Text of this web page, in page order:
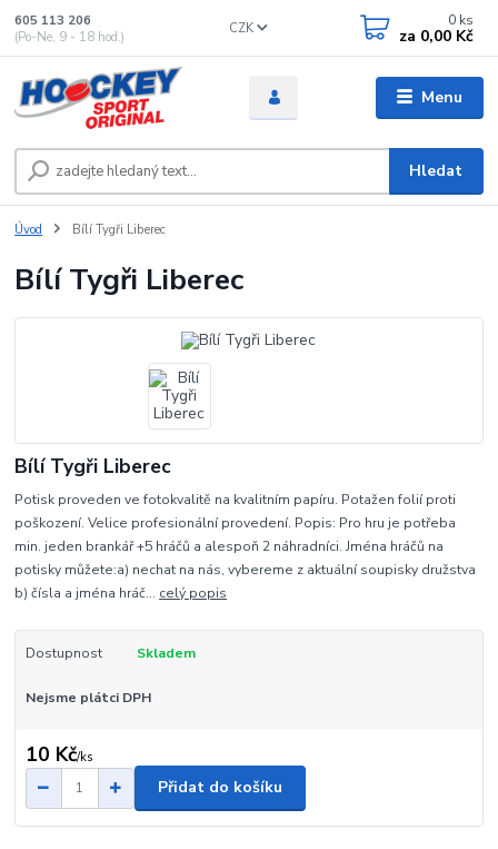
Menu
CZK
Hledat
605 113 206
(Po-Ne, 9 - 18 hod.)
0 ks
za 0,00 Kč
Úvod Bílí Tygři Liberec
Bílí Tygři Liberec
Bílí Tygři Liberec
Potisk proveden ve fotokvalitě na kvalitním papíru. Potažen folií proti
poškození. Velice profesionální provedení. Popis: Pro hru je potřeba
min. jeden brankář +5 hráčů a alespoň 2 náhradníci. Jména hráčů na
potisky můžete:a) nechat na nás, vybereme z aktuální soupisky družstva
b) čísla a jména hráč... celý popis
Dostupnost Skladem
Nejsme plátci DPH
10 Kč/ks
Přidat do košíku